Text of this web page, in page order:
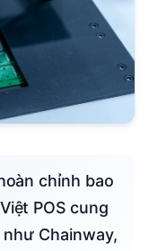
POS cung
Chainway,